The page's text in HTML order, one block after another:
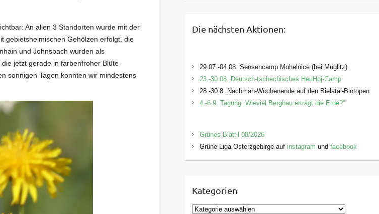
An allen 3 Standorten wurde mit der
gebietsheimischen Gehölzen erfolgt, die
und Johnsbach wurden als
jetzt gerade in farbenfroher Blüte
sonnigen Tagen konnten wir mindestens
Die nächsten Aktionen:
29.07.-04.08. Sensencamp Mohelnice (bei Müglitz)
23.-30.08. Deutsch-tschechisches HeuHoj-Camp
28.-30.8. Nachmäh-Wochenende auf den Bielatal-Biotopen
4.-6.9. Tagung „Wieviel Bergbau erträgt die Erde?“
Grünes Blätt’l 08/2026
Grüne Liga Osterzgebirge auf instagram und facebook
Kategorien
K